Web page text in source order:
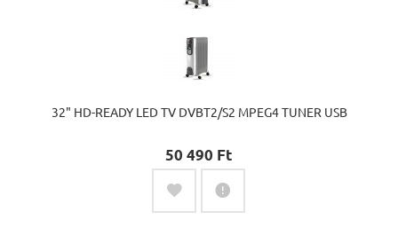
32" HD-READY LED TV DVBT2/S2 MPEG4 TUNER USB
50 490 Ft‎